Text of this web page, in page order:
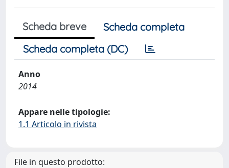
Scheda breve
Scheda completa
Scheda completa (DC)
Anno
2014
Appare nelle tipologie:
1.1 Articolo in rivista
File in questo prodotto: